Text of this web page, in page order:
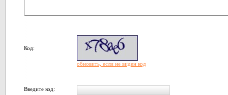
Код:
обновить, если не виден код
Введите код: